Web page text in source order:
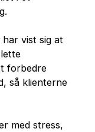
har vist sig at
forbedre
så klienterne
med stress,